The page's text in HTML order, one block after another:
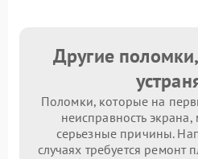
Другие
Поломки, которые на
неисправность экрана,
серьезные причины.
случаях требуется ремонт